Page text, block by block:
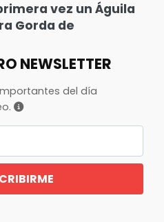
vez un Águila
Gorda de
NEWSLETTER
del día